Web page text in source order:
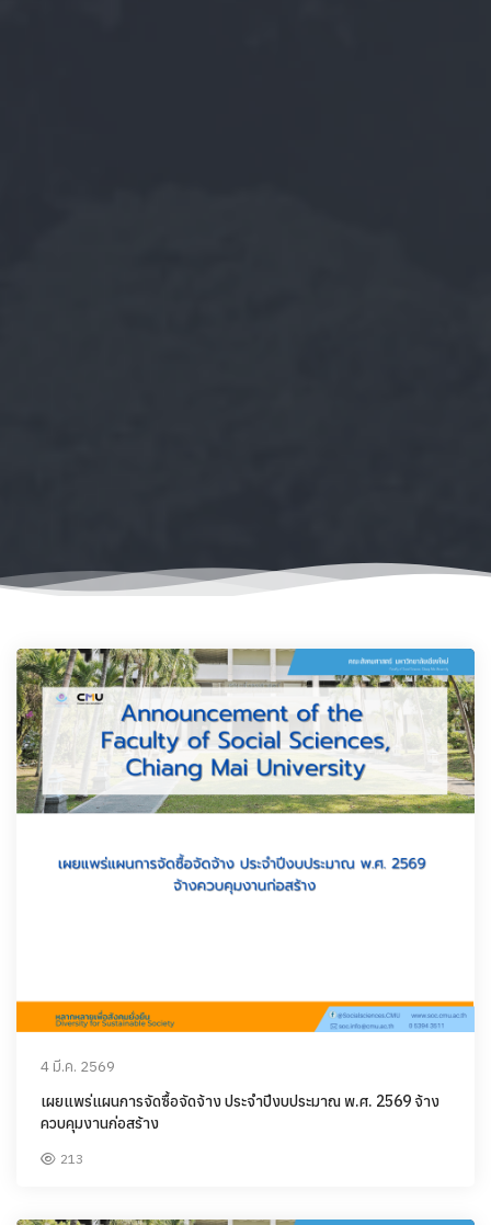
4 มี.ค. 2569
เผยแพร่แผนการจัดซื้อจัดจ้าง ประจำปีงบประมาณ พ.ศ. 2569 จ้าง
ควบคุมงานก่อสร้าง
213